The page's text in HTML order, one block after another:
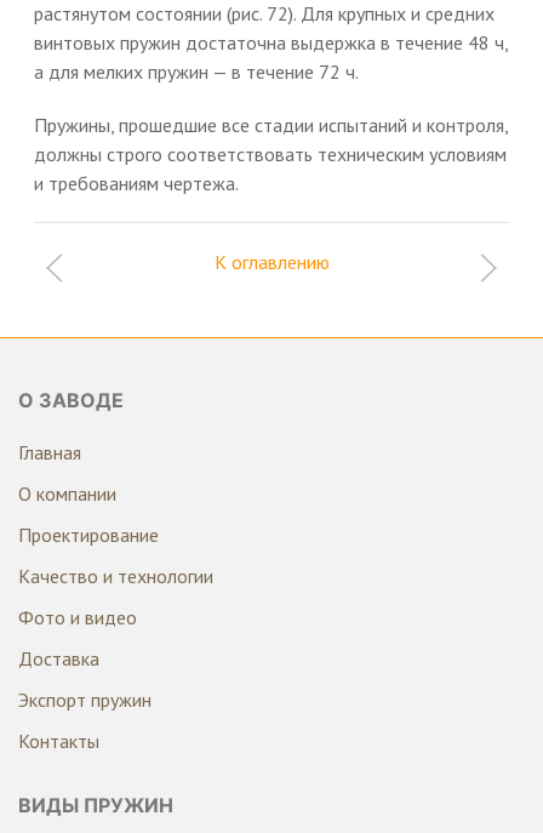
растянутом состоянии (рис. 72). Для крупных и средних
винтовых пружин достаточна выдержка в течение 48 ч,
а для мелких пружин — в течение 72 ч.
Пружины, прошедшие все стадии испытаний и контроля,
должны строго соответствовать техническим условиям
и требованиям чертежа.
К оглавлению
О ЗАВОДЕ
Главная
О компании
Проектирование
Качество и технологии
Фото и видео
Доставка
Экспорт пружин
Контакты
ВИДЫ ПРУЖИН